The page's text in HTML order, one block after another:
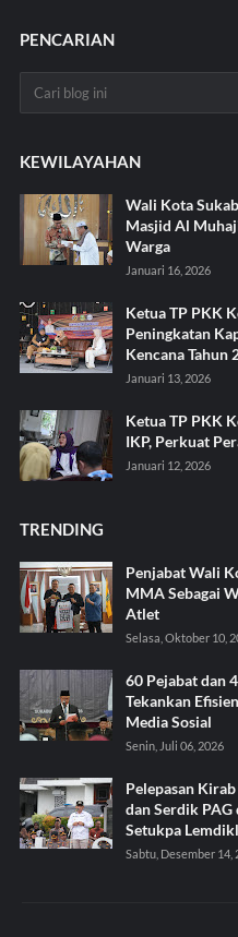
PENCARIAN
KEWILAYAHAN
Wali Kota
Masjid Al
Warga
Januari 16, 2026
Ketua TP PKK
Peningkatan
Kencana Tahun
Januari 13, 2026
Ketua TP PKK
IKP, Perkuat
Januari 12, 2026
TRENDING
Penjabat Wali
MMA Sebagai
Atlet
Selasa, Oktober 10,
60 Pejabat dan
Tekankan
Media Sosial
Senin, Juli 06, 2026
Pelepasan
dan Serdik
Setukpa
Sabtu, Desember 14,